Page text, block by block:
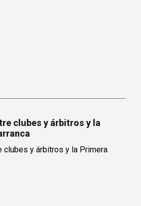
clubes y árbitros y la